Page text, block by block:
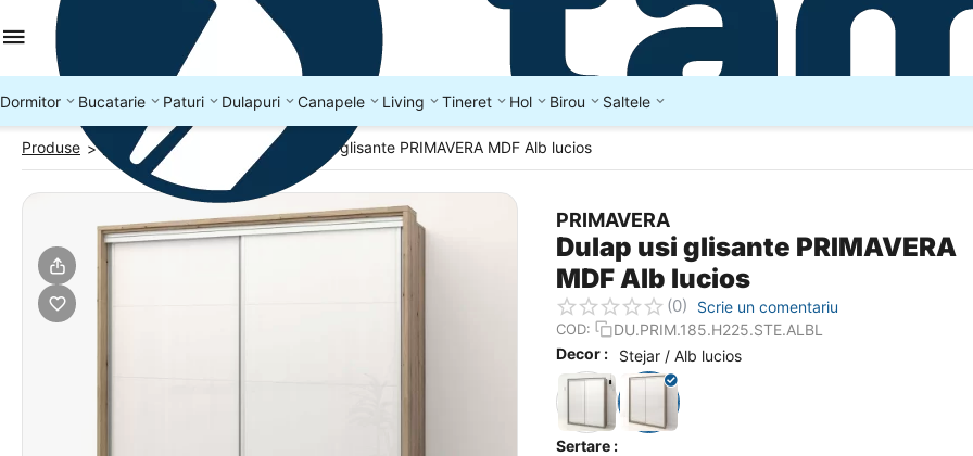
Dormitor Bucatarie Paturi Dulapuri Canapele Living Tineret Hol Birou Saltele
Produse > Dulapuri usi glisante Dulap usi glisante PRIMAVERA MDF Alb lucios
PRIMAVERA
Dulap usi glisante PRIMAVERA
MDF Alb lucios
(0) Scrie un comentariu
COD:
DU.PRIM.185.H225.STE.ALBL
Decor :
Stejar / Alb lucios
Sertare :